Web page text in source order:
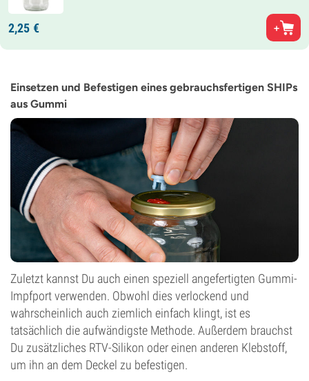
2,25 €
Einsetzen und Befestigen eines gebrauchsfertigen SHIPs
aus Gummi
Zuletzt kannst Du auch einen speziell angefertigten Gummi-
Impfport verwenden. Obwohl dies verlockend und
wahrscheinlich auch ziemlich einfach klingt, ist es
tatsächlich die aufwändigste Methode. Außerdem brauchst
Du zusätzliches RTV-Silikon oder einen anderen Klebstoff,
um ihn an dem Deckel zu befestigen.